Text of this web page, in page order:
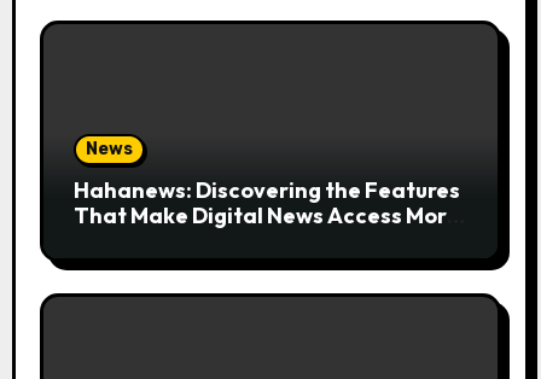
News
Hahanews: Discovering the Features
That Make Digital News Access More